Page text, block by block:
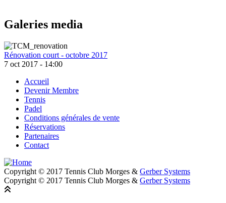
Galeries media
Rénovation court - octobre 2017
7 oct 2017 - 14:00
Footer
Accueil
Devenir Membre
Tennis
Padel
Conditions générales de vente
Réservations
Partenaires
Contact
Copyright © 2017 Tennis Club Morges & Gerber Systems
Copyright © 2017 Tennis Club Morges & Gerber Systems